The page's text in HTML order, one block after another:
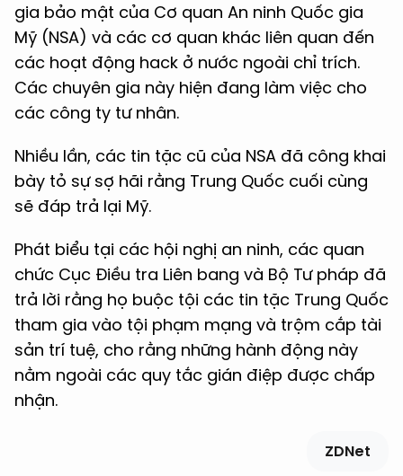
gia bảo mật của Cơ quan An ninh Quốc gia
Mỹ (NSA) và các cơ quan khác liên quan đến
các hoạt động hack ở nước ngoài chỉ trích.
Các chuyên gia này hiện đang làm việc cho
các công ty tư nhân.
Nhiều lần, các tin tặc cũ của NSA đã công khai
bày tỏ sự sợ hãi rằng Trung Quốc cuối cùng
sẽ đáp trả lại Mỹ.
Phát biểu tại các hội nghị an ninh, các quan
chức Cục Điều tra Liên bang và Bộ Tư pháp đã
trả lời rằng họ buộc tội các tin tặc Trung Quốc
tham gia vào tội phạm mạng và trộm cắp tài
sản trí tuệ, cho rằng những hành động này
nằm ngoài các quy tắc gián điệp được chấp
nhận.
ZDNet